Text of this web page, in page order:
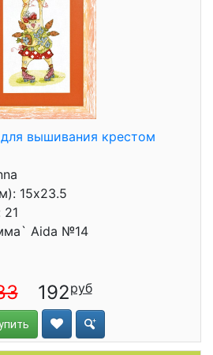
вышивания крестом
15x23.5
21
Aida №14
192